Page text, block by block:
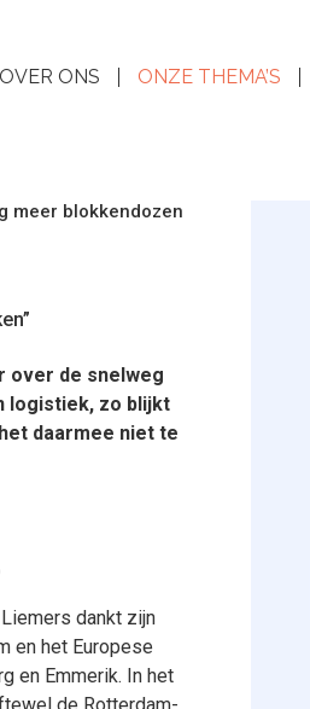
OVER ONS ONZE THEMA’S
meer blokkendozen
over de snelweg
logistiek, zo blijkt
daarmee niet te
dankt zijn
en het Europese
en Emmerik. In het